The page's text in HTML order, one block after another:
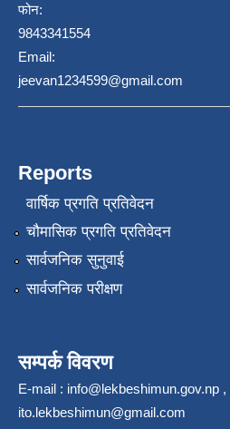
फोन:
9843341554
Email:
jeevan1234599@gmail.com
Reports
वार्षिक प्रगति प्रतिवेदन
चौमासिक प्रगति प्रतिवेदन
सार्वजनिक सुनुवाई
सार्वजनिक परीक्षण
सम्पर्क विवरण
E-mail : info@lekbeshimun.gov.np ,
ito.lekbeshimun@gmail.com